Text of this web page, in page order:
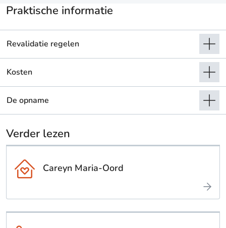
Praktische informatie
Revalidatie regelen
Kosten
De opname
Verder lezen
Careyn Maria-Oord